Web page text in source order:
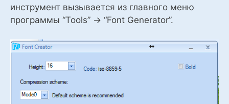
инструмент вызывается из главного меню
программы “Tools” -> “Font Generator”.